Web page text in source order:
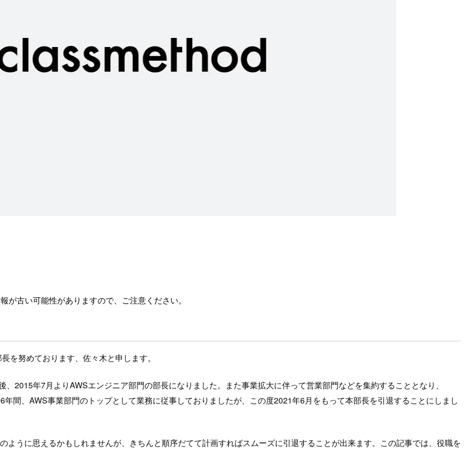
古い可能性がありますので、ご注意ください。
を努めております、佐々木と申します。
2015年7月よりAWSエンジニア部門の部長になりました。また事業拡大に伴って営業部門などを集約することとなり、
間、AWS事業部門のトップとして業務に従事しておりましたが、この度2021年6月をもって本部長を引退することにしまし
ように思えるかもしれませんが、きちんと順序だてて計画すればスムーズに引退することが出来ます。この記事では、役職を